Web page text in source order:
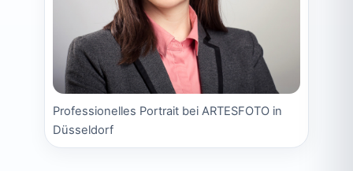
Professionelles Portrait bei ARTESFOTO in
Düsseldorf